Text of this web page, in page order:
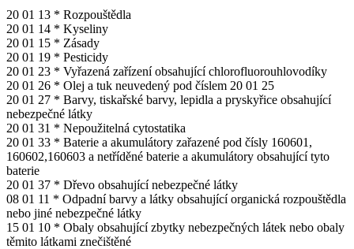
20 01 13 * Rozpouštědla
20 01 14 * Kyseliny
20 01 15 * Zásady
20 01 19 * Pesticidy
20 01 23 * Vyřazená zařízení obsahující chlorofluorouhlovodíky
20 01 26 * Olej a tuk neuvedený pod číslem 20 01 25
20 01 27 * Barvy, tiskařské barvy, lepidla a pryskyřice obsahující
nebezpečné látky
20 01 31 * Nepoužitelná cytostatika
20 01 33 * Baterie a akumulátory zařazené pod čísly 160601,
160602,160603 a netříděné baterie a akumulátory obsahující tyto
baterie
20 01 37 * Dřevo obsahující nebezpečné látky
08 01 11 * Odpadní barvy a látky obsahující organická rozpouštědla
nebo jiné nebezpečné látky
15 01 10 * Obaly obsahující zbytky nebezpečných látek nebo obaly
těmito látkami znečištěné